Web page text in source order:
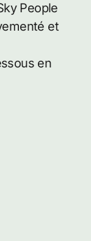
People
et
en